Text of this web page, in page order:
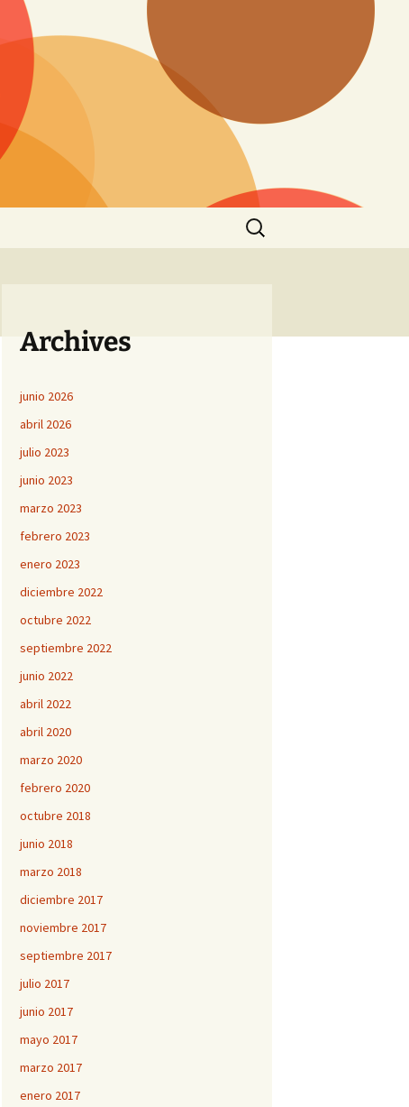
Buscar:
Archives
junio 2026
abril 2026
julio 2023
junio 2023
marzo 2023
febrero 2023
enero 2023
diciembre 2022
octubre 2022
septiembre 2022
junio 2022
abril 2022
abril 2020
marzo 2020
febrero 2020
octubre 2018
junio 2018
marzo 2018
diciembre 2017
noviembre 2017
septiembre 2017
julio 2017
junio 2017
mayo 2017
marzo 2017
enero 2017